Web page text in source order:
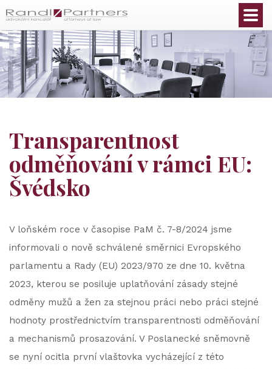
Transparentnost
odměňování v rámci EU:
Švédsko
V loňském roce v časopise PaM č. 7-8/2024 jsme
informovali o nově schválené směrnici Evropského
parlamentu a Rady (EU) 2023/970 ze dne 10. května
2023, kterou se posiluje uplatňování zásady stejné
odměny mužů a žen za stejnou práci nebo práci stejné
hodnoty prostřednictvím transparentnosti odměňování
a mechanismů prosazování. V Poslanecké sněmovně
se nyní ocitla první vlaštovka vycházející z této
Čeština